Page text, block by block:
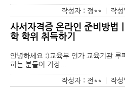
작성자 : 정**
작
사서자격증 온라인 준비방법
학 학위 취득하기
안녕하세요 :)교육부 인가 교육기관 루
하는 분들이 가장...
작성자 : 전**
작